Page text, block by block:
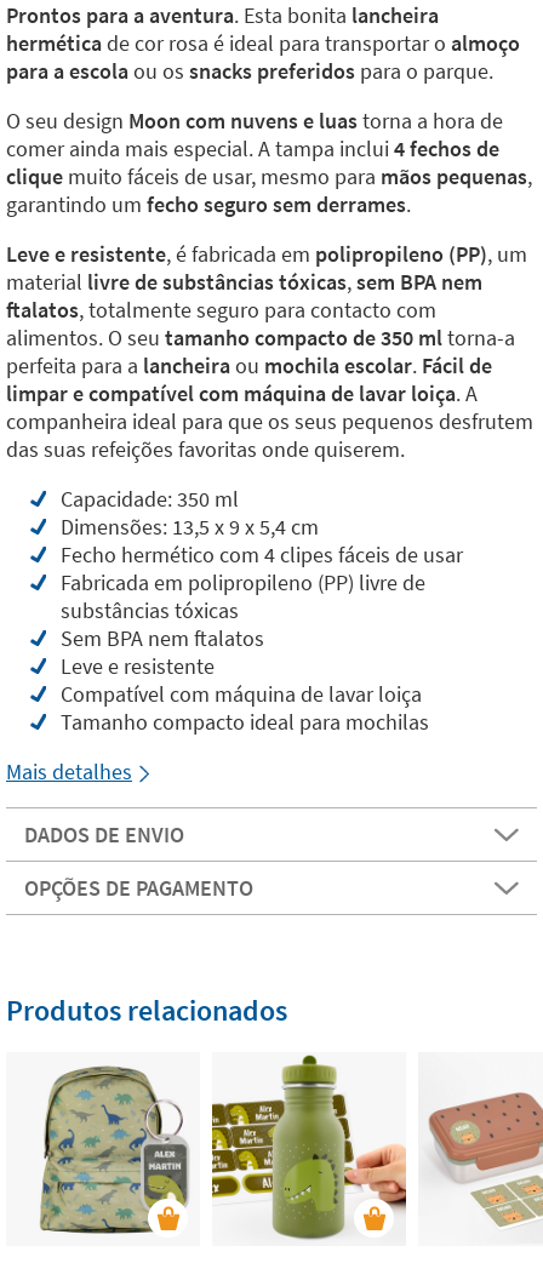
Prontos para a aventura. Esta bonita lancheira
herméticade cor rosa é ideal para transportar o almoço
para a escolaou os snacks preferidos para o parque.
O seu design Moon com nuvens e luastorna a hora de
comer ainda mais especial. A tampa inclui4 fechos de
clique muito fáceis de usar, mesmo para mãos pequenas,
garantindo um fecho seguro sem derrames.
Leve e resistente, é fabricada em polipropileno (PP), um
material livre de substâncias tóxicas,sem BPA nem
ftalatos, totalmente seguro para contacto com
alimentos. O seu tamanho compacto de 350 mltorna-a
perfeita para a lancheiraou mochila escolar. Fácil de
limpar e compatível com máquina de lavar loiça. A
companheira ideal para que os seus pequenos desfrutem
das suas refeições favoritas onde quiserem.
Capacidade: 350 ml
Dimensões: 13,5 x 9 x 5,4 cm
Fecho hermético com 4 clipes fáceis de usar
Fabricada em polipropileno (PP) livre de
substâncias tóxicas
Sem BPA nem ftalatos
Leve e resistente
Compatível com máquina de lavar loiça
Tamanho compacto ideal para mochilas
Mais detalhes
DADOS DE ENVIO
OPÇÕES DE PAGAMENTO
Produtos relacionados